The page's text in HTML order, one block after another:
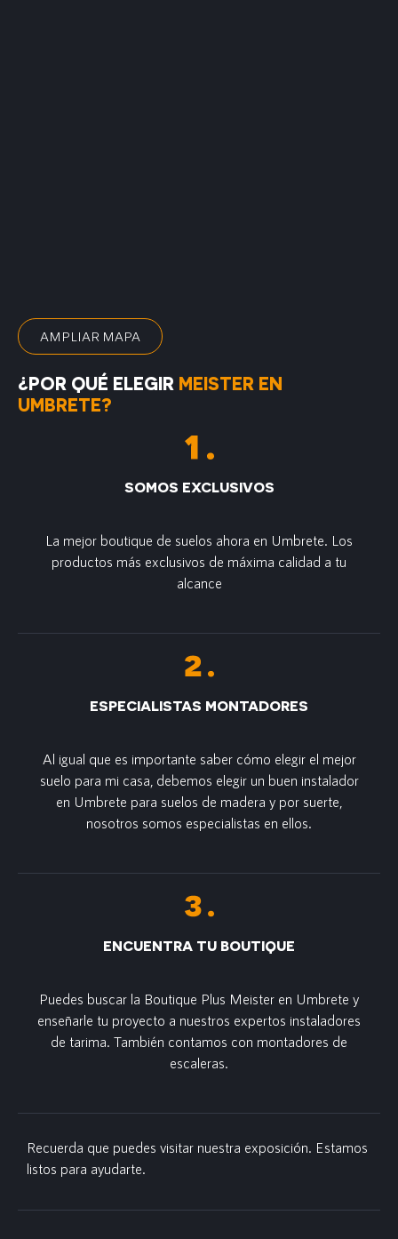
AMPLIAR MAPA
¿POR QUÉ ELEGIR MEISTER EN
UMBRETE?
SOMOS EXCLUSIVOS
La mejor boutique de suelos ahora en Umbrete. Los
productos más exclusivos de máxima calidad a tu
alcance
ESPECIALISTAS MONTADORES
Al igual que es importante saber cómo elegir el mejor
suelo para mi casa, debemos elegir un buen instalador
en Umbrete para suelos de madera y por suerte,
nosotros somos especialistas en ellos.
ENCUENTRA TU BOUTIQUE
Puedes buscar la Boutique Plus Meister en Umbrete y
enseñarle tu proyecto a nuestros expertos instaladores
de tarima. También contamos con montadores de
escaleras.
Recuerda que puedes visitar nuestra exposición. Estamos
listos para ayudarte.